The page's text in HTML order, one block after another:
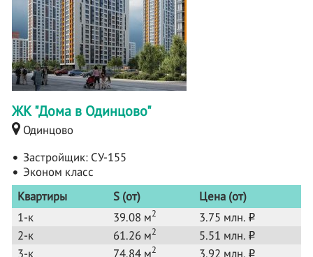
ЖК "Дома в Одинцово"
Одинцово
Застройщик: СУ-155
Эконом класс
Квартиры
S (от)
Цена (от)
1-к
39.08 м2 3.75 млн. o
2-к 61.26 м2 5.51 млн. o
3-к 74.84 м2 3.92 млн. o